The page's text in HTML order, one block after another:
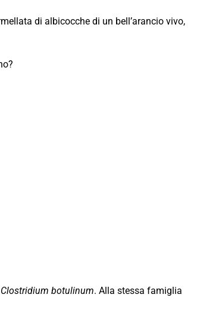
di albicocche di un bell’arancio vivo,
Clostridium botulinum. Alla stessa famiglia